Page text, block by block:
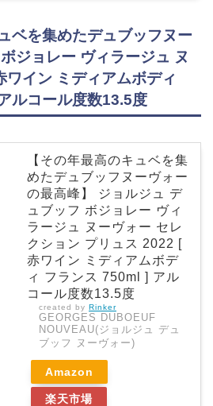
ベを集めたデュブッフヌー
ジョレー ヴィラージュ ヌ
イン ミディアムボディ
ルコール度数13.5度
【その年最高のキュベを集
めたデュブッフヌーヴォー
の最高峰】 ジョルジュ デ
ュブッフ ボジョレー ヴィ
ラージュ ヌーヴォー セレ
クション プリュス 2022 [
赤ワイン ミディアムボデ
ィ フランス 750ml ] アル
コール度数13.5度
created by Rinker
GEORGES DUBOEUF
NOUVEAU(ジョルジュ デュ
ブッフ ヌーヴォー)
Amazon
楽天市場